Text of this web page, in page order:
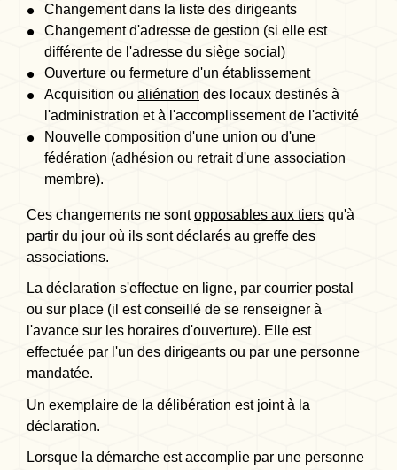
Changement dans la liste des dirigeants
Changement d'adresse de gestion (si elle est
différente de l'adresse du siège social)
Ouverture ou fermeture d'un établissement
Acquisition ou aliénation des locaux destinés à
l'administration et à l'accomplissement de l'activité
Nouvelle composition d'une union ou d'une
fédération (adhésion ou retrait d'une association
membre).
Ces changements ne sontopposables aux tiers qu'à
partir du jour où ils sont déclarés au greffe des
associations.
La déclaration s'effectue en ligne, par courrier postal
ou sur place (il est conseillé de se renseigner à
l'avance sur les horaires d'ouverture). Elle est
effectuée par l'un des dirigeants ou par une personne
mandatée.
Un exemplaire de la délibération est joint à la
déclaration.
Lorsque la démarche est accomplie par une personne